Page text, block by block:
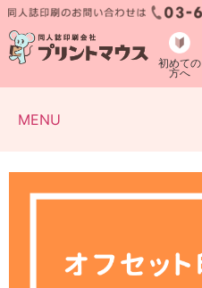
初めての
方へ
MENU